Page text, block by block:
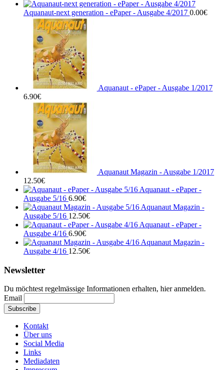
Aquanaut-next generation - ePaper - Ausgabe 4/2017 0.00€
Aquanaut - ePaper - Ausgabe 1/2017
6.90€
Aquanaut Magazin - Ausgabe 1/2017
12.50€
Aquanaut - ePaper -
Ausgabe 5/16 6.90€
Aquanaut Magazin -
Ausgabe 5/16 12.50€
Aquanaut - ePaper -
Ausgabe 4/16 6.90€
Aquanaut Magazin -
Ausgabe 4/16 12.50€
Newsletter
Du möchtest regelmässige Informationen erhalten, hier anmelden.
Email
Kontakt
Über uns
Social Media
Links
Mediadaten